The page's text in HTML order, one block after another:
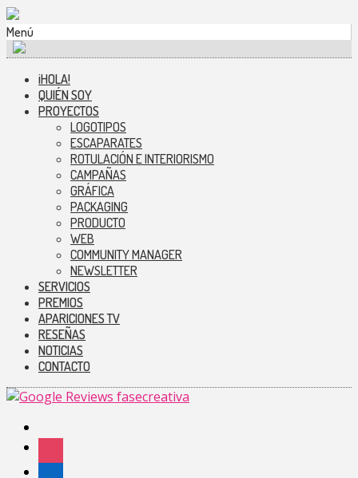
Menú
¡HOLA!
QUIÉN SOY
PROYECTOS
LOGOTIPOS
ESCAPARATES
ROTULACIÓN E INTERIORISMO
CAMPAÑAS
GRÁFICA
PACKAGING
PRODUCTO
WEB
COMMUNITY MANAGER
NEWSLETTER
SERVICIOS
PREMIOS
APARICIONES TV
RESEÑAS
NOTICIAS
CONTACTO
alt
instagram
linkedin